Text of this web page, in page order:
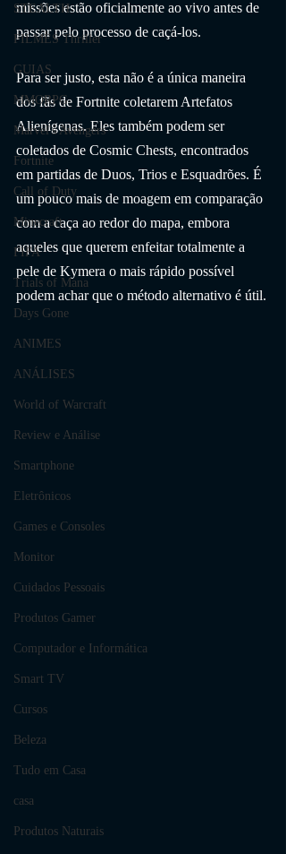
STEALTH
FILMES Thriller
GUIAS
MMORPG
Marvel's Avengers
Fortnite
Call of Duty
Minecraft
FIFA
Trials of Mana
Days Gone
ANIMES
ANÁLISES
World of Warcraft
Review e Análise
Smartphone
Eletrônicos
Games e Consoles
Monitor
Cuidados Pessoais
Produtos Gamer
Computador e Informática
Smart TV
Cursos
Beleza
Tudo em Casa
casa
Produtos Naturais
missões estão oficialmente ao vivo antes de
passar pelo processo de caçá-los.
Para ser justo, esta não é a única maneira
dos fãs de Fortnite coletarem Artefatos
Alienígenas. Eles também podem ser
coletados de Cosmic Chests, encontrados
em partidas de Duos, Trios e Esquadrões. É
um pouco mais de moagem em comparação
com a caça ao redor do mapa, embora
aqueles que querem enfeitar totalmente a
pele de Kymera o mais rápido possível
podem achar que o método alternativo é útil.